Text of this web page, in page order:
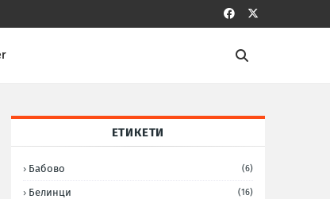
ЕТИКЕТИ
Бабово (6)
Белинци (16)